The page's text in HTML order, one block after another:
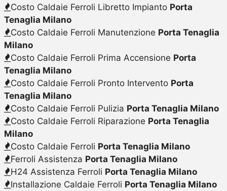
Costo Caldaie Ferroli Libretto Impianto Porta
Tenaglia Milano
Costo Caldaie Ferroli Manutenzione Porta Tenaglia
Milano
Costo Caldaie Ferroli Prima Accensione Porta
Tenaglia Milano
Costo Caldaie Ferroli Pronto Intervento Porta
Tenaglia Milano
Costo Caldaie Ferroli Pulizia Porta Tenaglia Milano
Costo Caldaie Ferroli Riparazione Porta Tenaglia
Milano
Costo Caldaie Ferroli Porta Tenaglia Milano
Ferroli Assistenza Porta Tenaglia Milano
H24 Assistenza Ferroli Porta Tenaglia Milano
Installazione Caldaie Ferroli Porta Tenaglia Milano